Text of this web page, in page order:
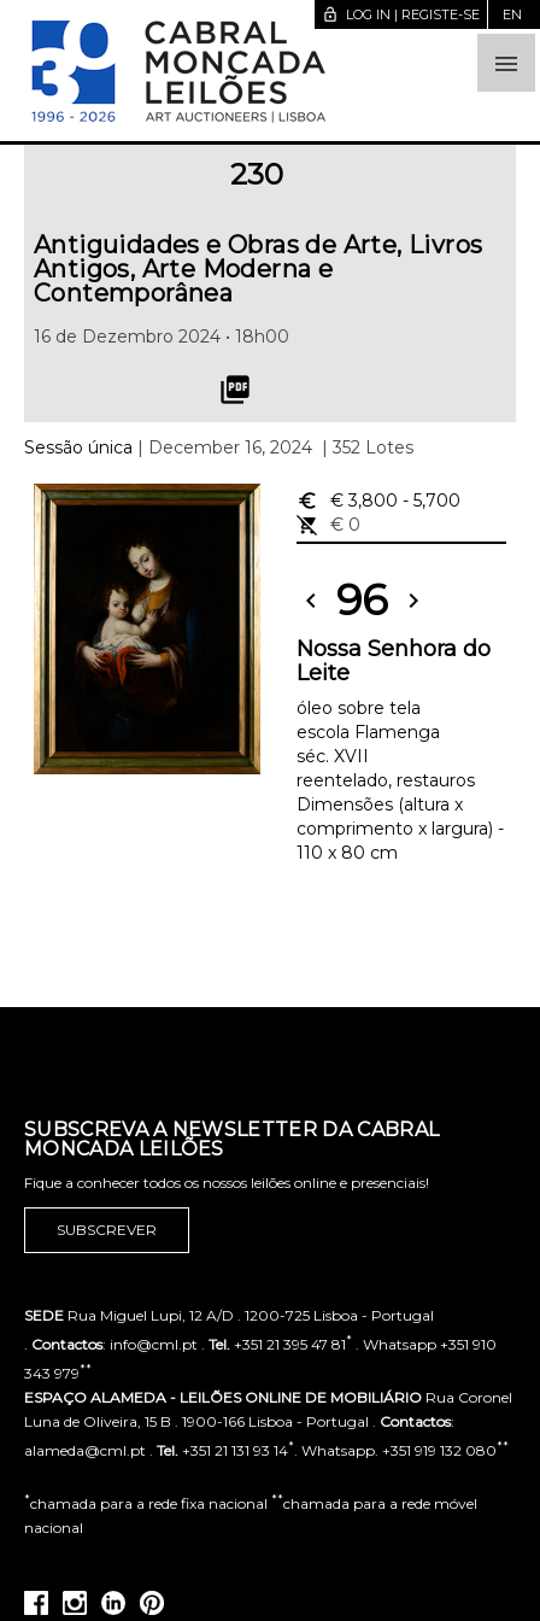

lock_open LOG IN | REGISTE-SE EN
230
Antiguidades e Obras de Arte, Livros
Antigos, Arte Moderna e
Contemporânea
16 de Dezembro 2024 • 18h00
picture_as_pdf
Sessão única | December 16, 2024 | 352 Lotes
euro_symbol € 3,800 - 5,700
remove_shopping_cart
€ 0
chevron_left 96 chevron_right
Nossa Senhora do
Leite
óleo sobre tela
escola Flamenga
séc. XVII
reentelado, restauros
Dimensões (altura x
comprimento x largura) -
110 x 80 cm
SUBSCREVA A NEWSLETTER DA CABRAL
MONCADA LEILÕES
Fique a conhecer todos os nossos leilões online e presenciais!
SUBSCREVER
SEDE Rua Miguel Lupi, 12 A/D . 1200-725 Lisboa - Portugal
Contactos: info@cml.pt . Tel. +351 21 395 47 81* . Whatsapp +351 910
343 979**
ESPAÇO ALAMEDA - LEILÕES ONLINE DE MOBILIÁRIO Rua Coronel
Luna de Oliveira, 15 B . 1900-166 Lisboa - Portugal . Contactos:
alameda@cml.pt . Tel. +351 21 131 93 14* . Whatsapp. +351 919 132 080**
*chamada para a rede fixa nacional **chamada para a rede móvel
nacional